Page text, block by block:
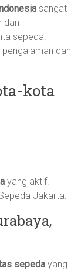
sangat
dan
sepeda.
dan
kota
yang aktif.
Jakarta.
sepeda yang